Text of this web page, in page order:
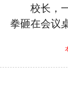
校长，
拳砸在会议